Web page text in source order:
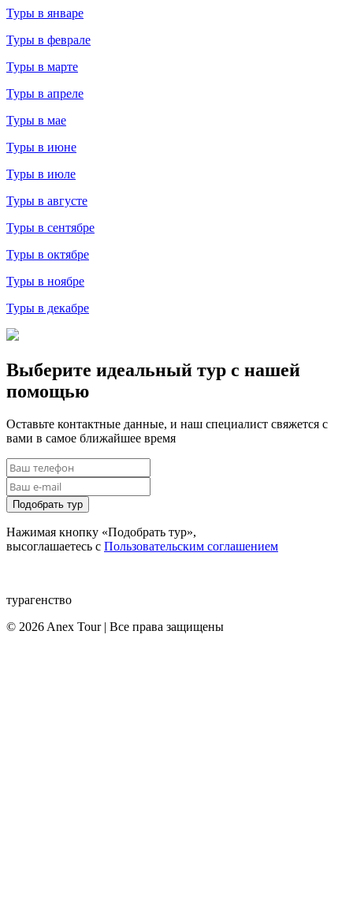
Туры в январе
Туры в феврале
Туры в марте
Туры в апреле
Туры в мае
Туры в июне
Туры в июле
Туры в августе
Туры в сентябре
Туры в октябре
Туры в ноябре
Туры в декабре
Выберите идеальный тур с нашей
помощью
Оставьте контактные данные, и наш специалист свяжется с
вами в самое ближайшее время
Подобрать тур
Нажимая кнопку «Подобрать тур»,
высоглашаетесь с Пользовательским соглашением
турагенство
© 2026 Anex Tour | Все права защищены